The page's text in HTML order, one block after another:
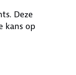
Deze
kans op